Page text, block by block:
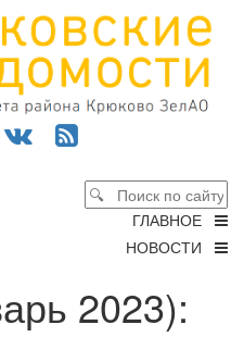
ГЛАВНОЕ
НОВОСТИ
2023):